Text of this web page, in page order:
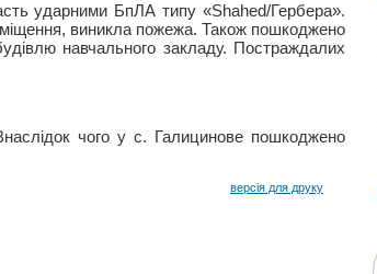
ударними БпЛА типу «Shahed/Гербера».
виникла пожежа. Також пошкоджено
навчального закладу. Постраждалих
чого у с. Галицинове пошкоджено
версія для друку